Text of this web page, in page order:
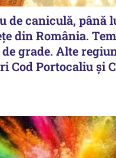
de caniculă, până
din România.
de grade. Alte
Cod Portocaliu și